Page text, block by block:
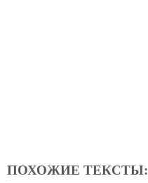
ПОХОЖИЕ ТЕКСТЫ: